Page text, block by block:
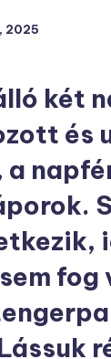
2025
két
és
fog